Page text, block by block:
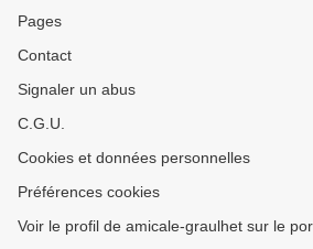
Pages
Contact
Signaler un abus
C.G.U.
Cookies et données personnelles
Préférences cookies
Voir le profil de amicale-graulhet sur le